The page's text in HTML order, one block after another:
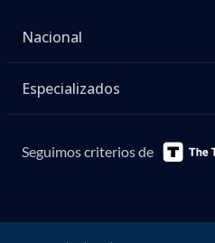
Nacional
Especializados
Seguimos criterios de